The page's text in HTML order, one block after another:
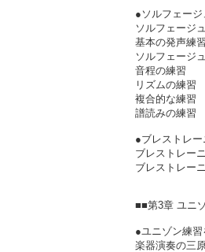
●ソルフェー
ソルフェージ
基本の発声練習
ソルフェージ
音程の練習
リズムの練習
複合的な練習
譜読みの練習
●ブレストレ
ブレストレー
ブレストレー
■■第3章 ユニ
●ユニゾン練習
楽器演奏の三